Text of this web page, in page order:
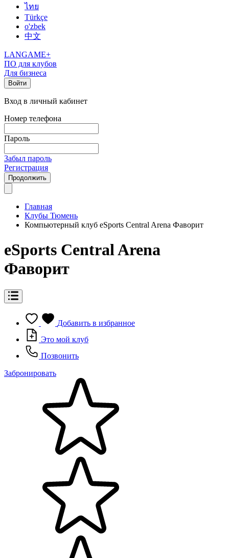
ไทย
Türkçe
o'zbek
中文
LANGAME+
ПО для клубов
Для бизнеса
Войти
Вход в личный кабинет
Номер телефона
Пароль
Забыл пароль
Регистрация
Продолжить
Главная
Клубы Тюмень
Компьютерный клуб eSports Central Arena Фаворит
eSports Central Arena
Фаворит
Добавить в избранное
Это мой клуб
Позвонить
Забронировать